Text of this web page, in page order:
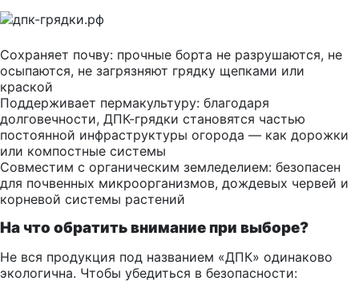
Сохраняет почву: прочные борта не разрушаются, не
осыпаются, не загрязняют грядку щепками или
краской
Поддерживает пермакультуру: благодаря
долговечности, ДПК-грядки становятся частью
постоянной инфраструктуры огорода — как дорожки
или компостные системы
Совместим с органическим земледелием: безопасен
для почвенных микроорганизмов, дождевых червей и
корневой системы растений
На что обратить внимание при выборе?
Не вся продукция под названием «ДПК» одинаково
экологична. Чтобы убедиться в безопасности: